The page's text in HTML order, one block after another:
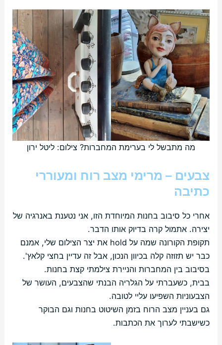
מה מתבשל לי בערימת המחברות? צילום: ליטל ירון
צבעים – מרימי מצב רוח ומעוררי
כתיבה
אחרי כל סיבוב בחנות המיוחדת הזו, אני נטענת באנרגיה של
יצירה. אתמול קרה בדיוק אותו הדבר.
תקופת הקורונה שמה על hold את יצר הצילום שלי, אמנם
כבר יש תזוזה קלה בכיוון הנכון, אבל זה עדיין בחצי קלאץ'.
בסיבוב בין המחברות והניירת צילמתי קצת בחנות.
בבית, כשעברתי על הגלריה הבנתי שהצבעים, העושר של
הצבעוניות השפיעו עליי לטובה.
גם בעניין מצב הרוח בזמן השיטוט בחנות וגם הבוקר
כשישבתי לערוך את הכתבות.